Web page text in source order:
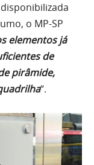
o MP-SP
elementos já
de
pirâmide,
“.